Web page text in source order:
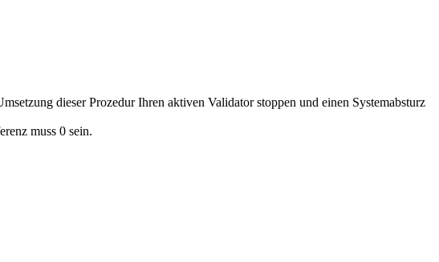
dieser Prozedur Ihren aktiven Validator stoppen und einen Systemabsturz
muss 0 sein.